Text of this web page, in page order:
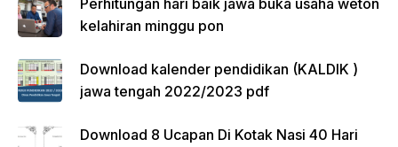
Perhitungan hari baik jawa buka usaha weton
kelahiran minggu pon
Download kalender pendidikan (KALDIK )
jawa tengah 2022/2023 pdf
Download 8 Ucapan Di Kotak Nasi 40 Hari